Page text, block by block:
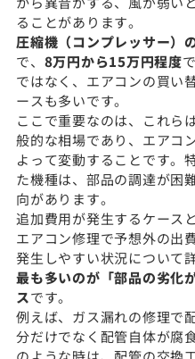
ることがあります。
圧縮機（コンプレッサー）
で、 8万円から15万円程度
ではなく、エアコンの買い
ースも多いです。
ここで重要なのは、これら
般的な相場であり、エアコ
よって変動することです。
た機種は、部品の調達が困
向があります。
追加費用が発生するケース
エアコン修理で予想外の出
発生しやすい状況について
最も多いのが「部品の劣化
スです。
例えば、ガス漏れの修理で
分だけでなく配管自体が腐